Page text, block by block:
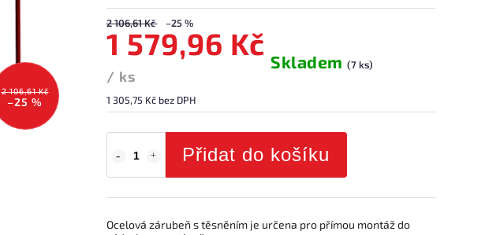
2 106,61 Kč
–25 %
2 106,61 Kč –25 %
1 579,96 Kč
/ ks
1 305,75 Kč bez DPH
Skladem(7 ks)
Přidat do košíku
Ocelová zárubeň s těsněním je určena pro přímou montáž do